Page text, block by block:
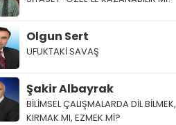
Olgun Sert
UFUKTAKİ SAVAŞ
Şakir Albayrak
BİLİMSEL ÇALIŞMALARDA DİL BİLMEK,
KIRMAK MI, EZMEK Mİ?